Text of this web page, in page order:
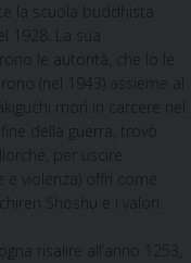
la scuola buddhista
1928. La sua
le autorità, che lo le
(nel 1943) assieme al
morì in carcere nel
della guerra, trovò
per uscire
violenza) offrì come
Shoshu e i valori
risalire all’anno 1253,